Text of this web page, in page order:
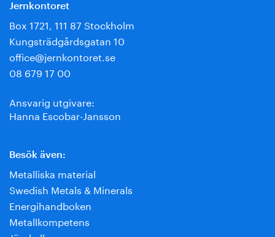
Jernkontoret
Box 1721, 111 87 Stockholm
Kungsträdgårdsgatan 10
office@jernkontoret.se
08 679 17 00
Ansvarig utgivare:
Hanna Escobar-Jansson
Besök även:
Metalliska material
Swedish Metals & Minerals
Energihandboken
Metallkompetens